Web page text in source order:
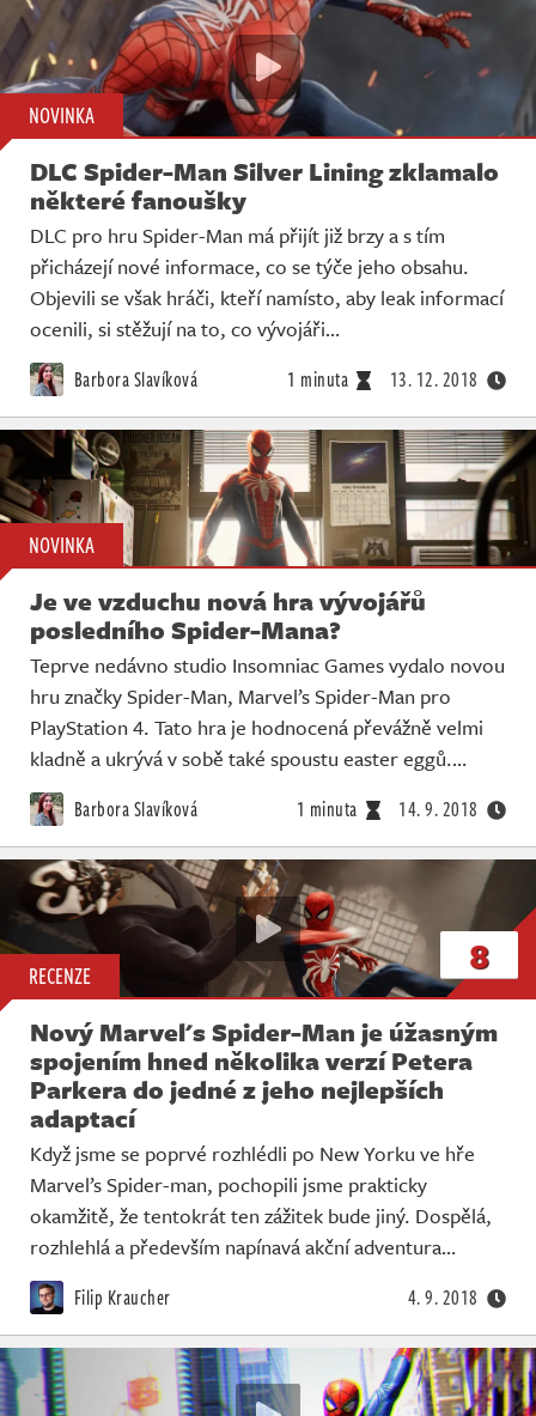
NOVINKA
DLC Spider-Man Silver Lining zklamalo
některé fanoušky
DLC pro hru Spider-Man má přijít již brzy a s tím
přicházejí nové informace, co se týče jeho obsahu.
Objevili se však hráči, kteří namísto, aby leak informací
ocenili, si stěžují na to, co vývojáři…
Barbora Slavíková 1 minuta 13. 12. 2018
NOVINKA
Je ve vzduchu nová hra vývojářů
posledního Spider-Mana?
Teprve nedávno studio Insomniac Games vydalo novou
hru značky Spider-Man, Marvel’s Spider-Man pro
PlayStation 4. Tato hra je hodnocená převážně velmi
kladně a ukrývá v sobě také spoustu easter eggů.…
Barbora Slavíková 1 minuta 14. 9. 2018
RECENZE 8
Nový Marvel's Spider-Man je úžasným
spojením hned několika verzí Petera
Parkera do jedné z jeho nejlepších
adaptací
Když jsme se poprvé rozhlédli po New Yorku ve hře
Marvel’s Spider-man, pochopili jsme prakticky
okamžitě, že tentokrát ten zážitek bude jiný. Dospělá,
rozhlehlá a především napínavá akční adventura…
Filip Kraucher 4. 9. 2018